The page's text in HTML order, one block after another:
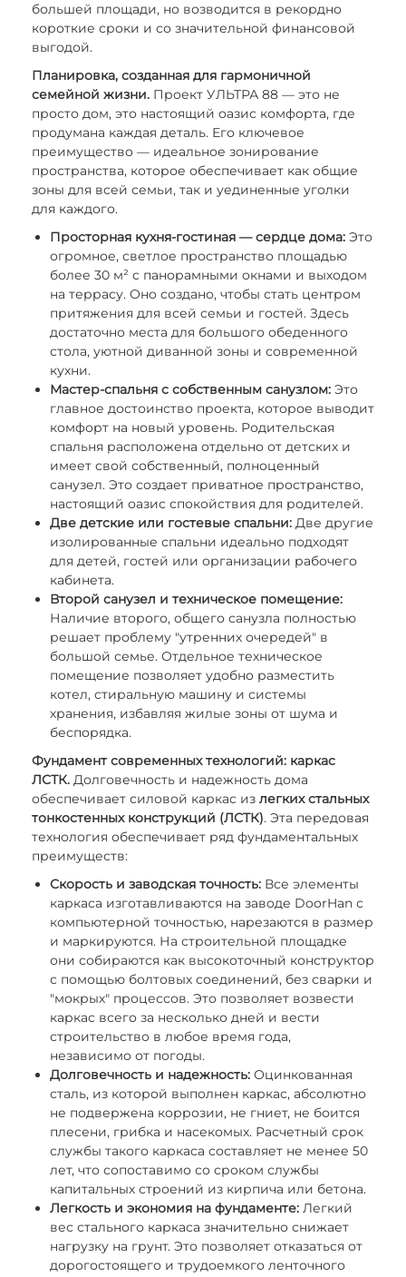
большей площади, но возводится в рекордно
короткие сроки и со значительной финансовой
выгодой.
Планировка, созданная для гармоничной
семейной жизни. Проект УЛЬТРА 88 — это не
просто дом, это настоящий оазис комфорта, где
продумана каждая деталь. Его ключевое
преимущество — идеальное зонирование
пространства, которое обеспечивает как общие
зоны для всей семьи, так и уединенные уголки
для каждого.
Просторная кухня-гостиная — сердце дома: Это
огромное, светлое пространство площадью
более 30 м² с панорамными окнами и выходом
на террасу. Оно создано, чтобы стать центром
притяжения для всей семьи и гостей. Здесь
достаточно места для большого обеденного
стола, уютной диванной зоны и современной
кухни.
Мастер-спальня с собственным санузлом: Это
главное достоинство проекта, которое выводит
комфорт на новый уровень. Родительская
спальня расположена отдельно от детских и
имеет свой собственный, полноценный
санузел. Это создает приватное пространство,
настоящий оазис спокойствия для родителей.
Две детские или гостевые спальни: Две другие
изолированные спальни идеально подходят
для детей, гостей или организации рабочего
кабинета.
Второй санузел и техническое помещение:
Наличие второго, общего санузла полностью
решает проблему "утренних очередей" в
большой семье. Отдельное техническое
помещение позволяет удобно разместить
котел, стиральную машину и системы
хранения, избавляя жилые зоны от шума и
беспорядка.
Фундамент современных технологий: каркас
ЛСТК. Долговечность и надежность дома
обеспечивает силовой каркас из легких стальных
тонкостенных конструкций (ЛСТК). Эта передовая
технология обеспечивает ряд фундаментальных
преимуществ:
Скорость и заводская точность: Все элементы
каркаса изготавливаются на заводе DoorHan с
компьютерной точностью, нарезаются в размер
и маркируются. На строительной площадке
они собираются как высокоточный конструктор
с помощью болтовых соединений, без сварки и
"мокрых" процессов. Это позволяет возвести
каркас всего за несколько дней и вести
строительство в любое время года,
независимо от погоды.
Долговечность и надежность: Оцинкованная
сталь, из которой выполнен каркас, абсолютно
не подвержена коррозии, не гниет, не боится
плесени, грибка и насекомых. Расчетный срок
службы такого каркаса составляет не менее 50
лет, что сопоставимо со сроком службы
капитальных строений из кирпича или бетона.
Легкость и экономия на фундаменте: Легкий
вес стального каркаса значительно снижает
нагрузку на грунт. Это позволяет отказаться от
дорогостоящего и трудоемкого ленточного